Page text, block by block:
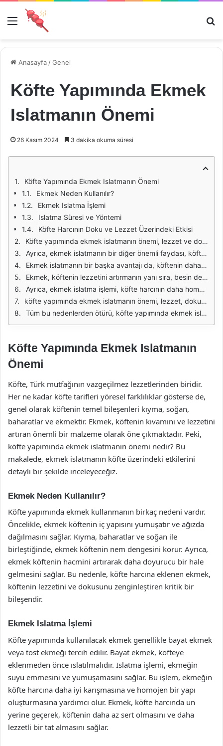
Menü
Anasayfa /Genel
Köfte Yapımında Ekmek
Islatmanın Önemi
26 Kasım 2024 3 dakika okuma süresi
Köfte Yapımında Ekmek Islatmanın Önemi
Ekmek Neden Kullanılır?
Ekmek Islatma İşlemi
Islatma Süresi ve Yöntemi
Köfte Harcının Doku ve Lezzet Üzerindeki Etkisi
Köfte yapımında ekmek islatmanın önemi, lezzet ve doku açısından büyük bir rol oynamaktadır. Islatılan ekmek, köftenin harcına eklendiğinde, köftenin daha yumuşak ve lezzetli olmasını sağlar. Ekmek, köftenin içindeki et ve baharatlarla birleştiğinde, bütün bileşenlerin daha iyi bir uyum sağlamasına yardımcı olur. Bu sayede köftenin tadı dengelenir ve daha zengin bir lezzet profili ortaya çıkar.
Ayrıca, ekmek islatmanın bir diğer önemli faydası, köftenin dokusudur. Islatılmış ekmek, köftenin içindeki etin kurumasını engelleyerek daha sulu bir sonuç elde edilmesini sağlar. Kuru köfte, genellikle istenmeyen bir sonuçtur ve köftenin ağızda bıraktığı tat üzerinde olumsuz bir etki yaratır. Islak ekmek kullanmak, köftenin pişme sürecinde etin nemini korumasına yardımcı olur.
Ekmek islatmanın bir başka avantajı da, köftenin daha iyi şekil alabilmesidir. Islatılan ekmek, harcın bağlayıcılığını artırarak köftenin bir arada kalmasını sağlar. Bu sayede, köfteler pişirme sırasında dağılmaz ve güzel bir şekilde şekil alır. Ayrıca, köftenin pişirme sırasında düzgün bir şekilde kabarması ve içinin iyi pişmesi için de önemlidir.
Ekmek, köftenin lezzetini artırmanın yanı sıra, besin değerini de destekler. Islatılmış ekmek, köftenin içine eklenerek daha fazla lif ve karbonhidrat sağlar. Bu, köftenin besleyici değerini artırır ve daha doyurucu bir yemek haline gelmesine yardımcı olur. Özellikle etin yanı sıra sebze ve baklagillerle birlikte servis edilen köftelerde, ekmek önemli bir tamamlayıcıdır.
Ayrıca, ekmek islatma işlemi, köfte harcının daha homojen bir şekilde karışmasını sağlar. Ekmek, diğer malzemelerle birleşirken, köfte harcının her tarafına eşit bir şekilde dağılmasına yardımcı olur. Bu da, pişirme sırasında her lokmanın aynı lezzeti almasını sağlar. Ekmek islatmanın bu özelliği, özellikle yerel ve geleneksel köfte tariflerinde sıklıkla kullanılan bir tekniktir.
köfte yapımında ekmek islatmanın önemi, lezzet, doku ve besin değerinin artırılması açısından oldukça büyüktür. Ekmek, köftenin daha yumuşak, sulu ve lezzetli olmasına katkıda bulunurken, aynı zamanda harcın daha iyi şekil almasına ve pişirme sırasında dağılmamasına yardımcı olur. Her aşamada köfte harcının kalitesini artıran bu basit yöntem, ustalıkla uygulandığında mükemmel sonuçlar elde edilmesini sağlar.
Tüm bu nedenlerden ötürü, köfte yapımında ekmek islatma işlemi, geleneksel tariflerin vazgeçilmez bir parçası haline gelmiştir. Uygulanan bu teknik, köftenin sadece lezzetini değil, aynı zamanda sunumunu ve genel kalitesini de artırır. Lezzetli ve doyurucu köfteler için bu yöntemi kullanmak, her aşamada büyük bir fark yaratacaktır.
Köfte Yapımında Ekmek Islatmanın
Önemi
Köfte, Türk mutfağının vazgeçilmez lezzetlerinden biridir.
Her ne kadar köfte tarifleri yöresel farklılıklar gösterse de,
genel olarak köftenin temel bileşenleri kıyma, soğan,
baharatlar ve ekmektir. Ekmek, köftenin kıvamını ve lezzetini
artıran önemli bir malzeme olarak öne çıkmaktadır. Peki,
köfte yapımında ekmek islatmanın önemi nedir? Bu
makalede, ekmek islatmanın köfte üzerindeki etkilerini
detaylı bir şekilde inceleyeceğiz.
Ekmek Neden Kullanılır?
Köfte yapımında ekmek kullanmanın birkaç nedeni vardır.
Öncelikle, ekmek köftenin iç yapısını yumuşatır ve ağızda
dağılmasını sağlar. Kıyma, baharatlar ve soğan ile
birleştiğinde, ekmek köftenin nem dengesini korur. Ayrıca,
ekmek köftenin hacmini artırarak daha doyurucu bir hale
gelmesini sağlar. Bu nedenle, köfte harcına eklenen ekmek,
köftenin lezzetini ve dokusunu zenginleştiren kritik bir
bileşendir.
Ekmek Islatma İşlemi
Köfte yapımında kullanılacak ekmek genellikle bayat ekmek
veya tost ekmeği tercih edilir. Bayat ekmek, köfteye
eklenmeden önce ıslatılmalıdır. Islatma işlemi, ekmeğin
suyu emmesini ve yumuşamasını sağlar. Bu işlem, ekmeğin
köfte harcına daha iyi karışmasına ve homojen bir yapı
oluşturmasına yardımcı olur. Ekmek, köfte harcında un
yerine geçerek, köftenin daha az sert olmasını ve daha
lezzetli bir tat almasını sağlar.